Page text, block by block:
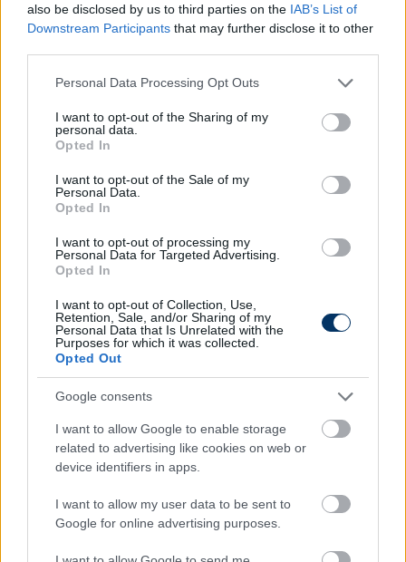
also be disclosed by us to third parties on the IAB’s List of
Downstream Participants that may further disclose it to other
Please note that this website/app uses one or more Google
not limited to your visit or usage behaviour. You may click to
grant or deny consent to Google and its third-party tags to
use your data for below specified purposes in below Google
consent section.
Personal Data Processing Opt Outs
I want to opt-out of the Sharing of my
personal data.
Opted In
I want to opt-out of the Sale of my
Personal Data.
Opted In
I want to opt-out of processing my
Personal Data for Targeted Advertising.
Opted In
I want to opt-out of Collection, Use,
Retention, Sale, and/or Sharing of my
Personal Data that Is Unrelated with the
Purposes for which it was collected.
Opted Out
Google consents
I want to allow Google to enable storage
related to advertising like cookies on web or
device identifiers in apps.
I want to allow my user data to be sent to
Google for online advertising purposes.
A 25 éves Novothny egy honlapunknak
adottinterjúban jelezte, télen lejár a
kölcsönszerződése Dél-Koreában, ám a Busannak
opciós joga lesz végleges megvásárlására az Újpest
FC-től, így könnyen lehet, hogy a tavaszt már a
távol-keleti ország élvonalában kezdi meg az U21-es
válogatott támadó.
Itt állíthatod be, hogy a Csakfoci az elsők
között legyen a Google-találatokban